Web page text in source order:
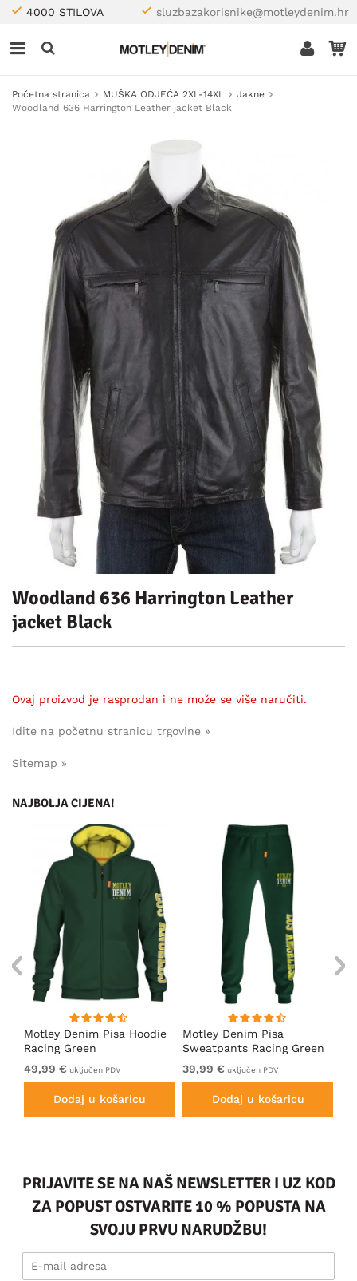
4000 STILOVA sluzbazakorisnike@motleydenim.hr
Početna stranica MUŠKA ODJEĆA 2XL-14XL
Jakne
Woodland 636 Harrington Leather jacket Black
Woodland 636 Harrington Leather
jacket Black
Ovaj proizvod je rasprodan i ne može se više naručiti.
Idite na početnu stranicu trgovine »
Sitemap »
NAJBOLJA CIJENA!
Motley Denim Pisa Hoodie
Racing Green
49,99 € uključen PDV
Dodaj u košaricu
Motley Denim Pisa
Sweatpants Racing Green
39,99 € uključen PDV
Dodaj u košaricu
PRIJAVITE SE NA NAŠ NEWSLETTER I UZ KOD
ZA POPUST OSTVARITE 10 % POPUSTA NA
SVOJU PRVU NARUDŽBU!